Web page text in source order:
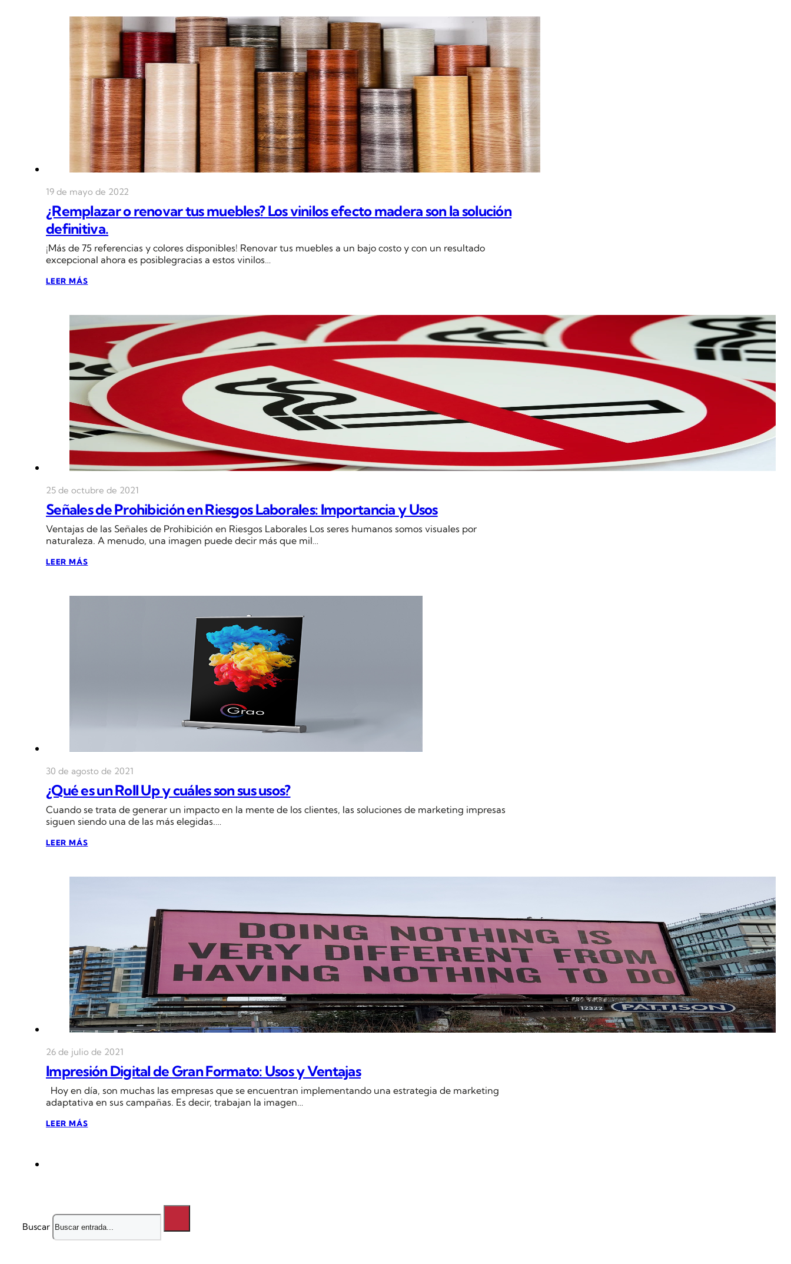
19 de mayo de 2022
¿Remplazar o renovar tus muebles? Los vinilos efecto madera son la solución
definitiva.
¡Más de 75 referencias y colores disponibles! Renovar tus muebles a un bajo costo y con un resultado
excepcional ahora es posiblegracias a estos vinilos…
LEER MÁS
25 de octubre de 2021
Señales de Prohibición en Riesgos Laborales: Importancia y Usos
Ventajas de las Señales de Prohibición en Riesgos Laborales Los seres humanos somos visuales por
naturaleza. A menudo, una imagen puede decir más que mil…
LEER MÁS
30 de agosto de 2021
¿Qué es un Roll Up y cuáles son sus usos?
Cuando se trata de generar un impacto en la mente de los clientes, las soluciones de marketing impresas
siguen siendo una de las más elegidas.…
LEER MÁS
26 de julio de 2021
Impresión Digital de Gran Formato: Usos y Ventajas
Hoy en día, son muchas las empresas que se encuentran implementando una estrategia de marketing
adaptativa en sus campañas. Es decir, trabajan la imagen…
LEER MÁS
Buscar